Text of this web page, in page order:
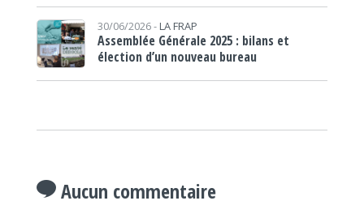
30/06/2026 - LA FRAP
Assemblée Générale 2025 : bilans et
élection d’un nouveau bureau
Aucun commentaire